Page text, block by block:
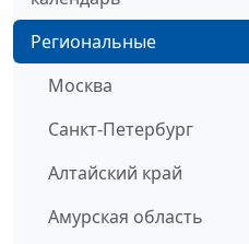
Региональные
Москва
Санкт-Петербург
Алтайский край
Амурская область